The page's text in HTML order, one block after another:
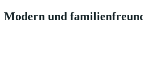
Modern und